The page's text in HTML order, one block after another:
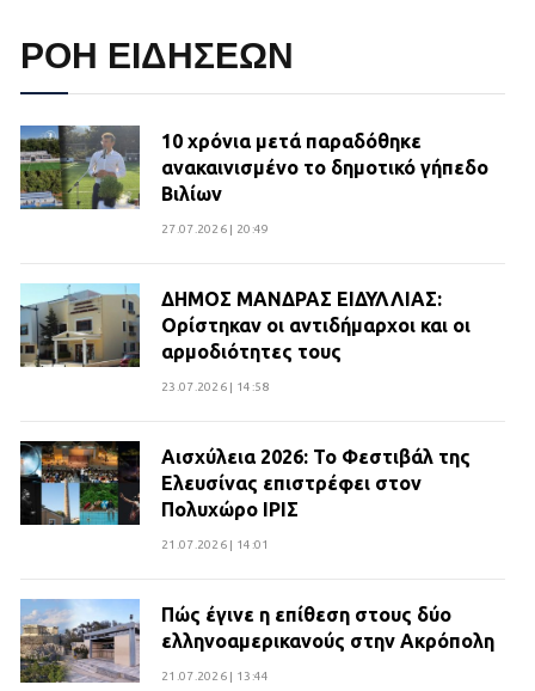
ΡΟΗ ΕΙΔΗΣΕΩΝ
10 χρόνια μετά παραδόθηκε
ανακαινισμένο το δημοτικό γήπεδο
Βιλίων
27.07.2026 | 20:49
ΔΗΜΟΣ ΜΑΝΔΡΑΣ ΕΙΔΥΛΛΙΑΣ:
Ορίστηκαν οι αντιδήμαρχοι και οι
αρμοδιότητες τους
23.07.2026 | 14:58
Αισχύλεια 2026: Το Φεστιβάλ της
Ελευσίνας επιστρέφει στον
Πολυχώρο ΙΡΙΣ
21.07.2026 | 14:01
Πώς έγινε η επίθεση στους δύο
ελληνοαμερικανούς στην Ακρόπολη
21.07.2026 | 13:44